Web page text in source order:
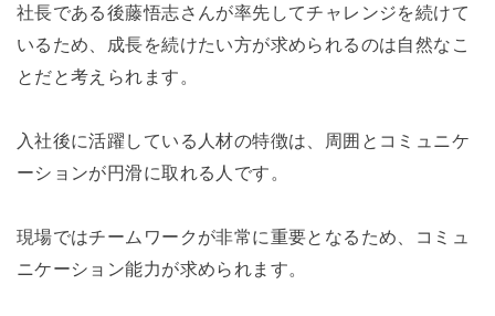
社長である後藤悟志さんが率先してチャレンジを続けて
いるため、成長を続けたい方が求められるのは自然なこ
とだと考えられます。
入社後に活躍している人材の特徴は、周囲とコミュニケ
ーションが円滑に取れる人です。
現場ではチームワークが非常に重要となるため、コミュ
ニケーション能力が求められます。